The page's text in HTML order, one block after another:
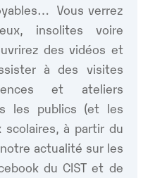
Vous verrez
insolites voire
des vidéos et
à des visites
et ateliers
les publics (et les
à partir du
actualité sur les
du CIST et de